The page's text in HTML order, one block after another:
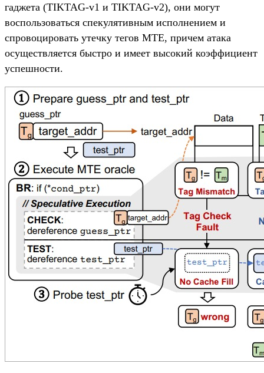
гаджета (TIKTAG-v1 и TIKTAG-v2), они могут
воспользоваться спекулятивным исполнением и
спровоцировать утечку тегов MTE, причем атака
осуществляется быстро и имеет высокий коэффициент
успешности.